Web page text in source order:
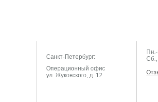
Санкт-Петербург:
Операционный офис
ул. Жуковского, д. 12
Пн.-
Cб.,